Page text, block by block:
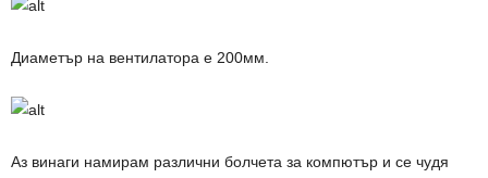
Диаметър на вентилатора е 200мм.
Аз винаги намирам различни болчета за компютър и се чудя